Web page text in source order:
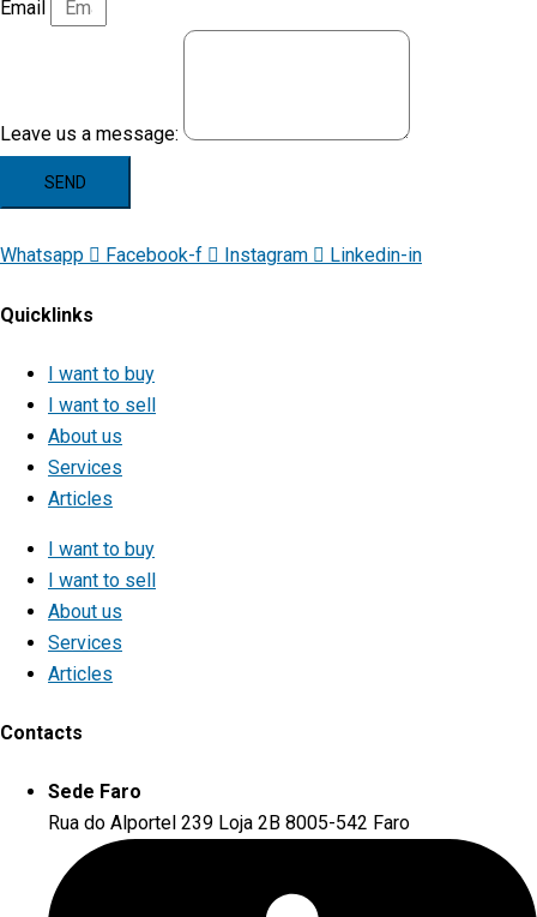
Email
Leave us a message:
SEND
Whatsapp Facebook-f Instagram Linkedin-in
Quicklinks
I want to buy
I want to sell
About us
Services
Articles
I want to buy
I want to sell
About us
Services
Articles
Contacts
Sede Faro
Rua do Alportel 239 Loja 2B 8005-542 Faro